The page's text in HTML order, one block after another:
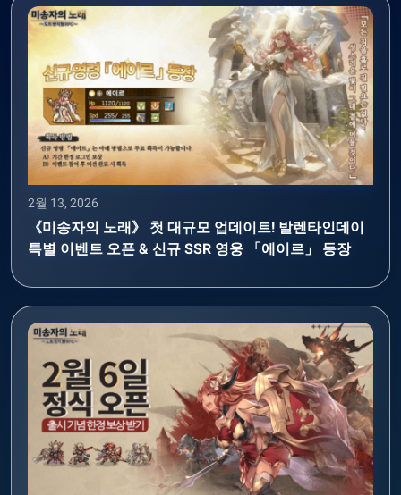
2월 13, 2026
《미송자의 노래》 첫 대규모 업데이트! 발렌타인데이
특별 이벤트 오픈 & 신규 SSR 영웅 「에이르」 등장